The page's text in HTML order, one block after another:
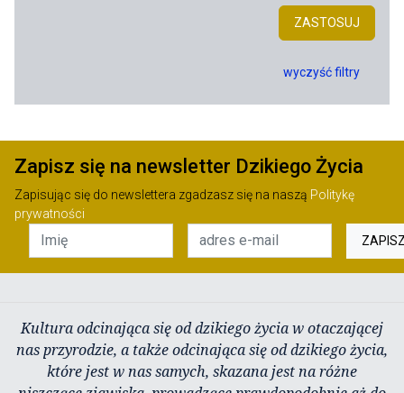
ZASTOSUJ
wyczyść filtry
Zapisz się na newsletter Dzikiego Życia
Zapisując się do newslettera zgadzasz się na naszą Politykę
prywatności
Kultura odcinająca się od dzikiego życia w otaczającej
nas przyrodzie, a także odcinająca się od dzikiego życia,
które jest w nas samych, skazana jest na różne